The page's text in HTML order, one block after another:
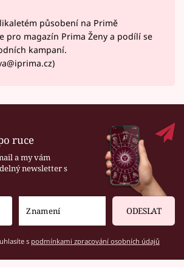
působení na Primě
pro magazín Prima Ženy a podílí se
kampaní.
ruce
a my vám
newsletter s
ODESLAT
s podmínkami zpracování osobních údajů